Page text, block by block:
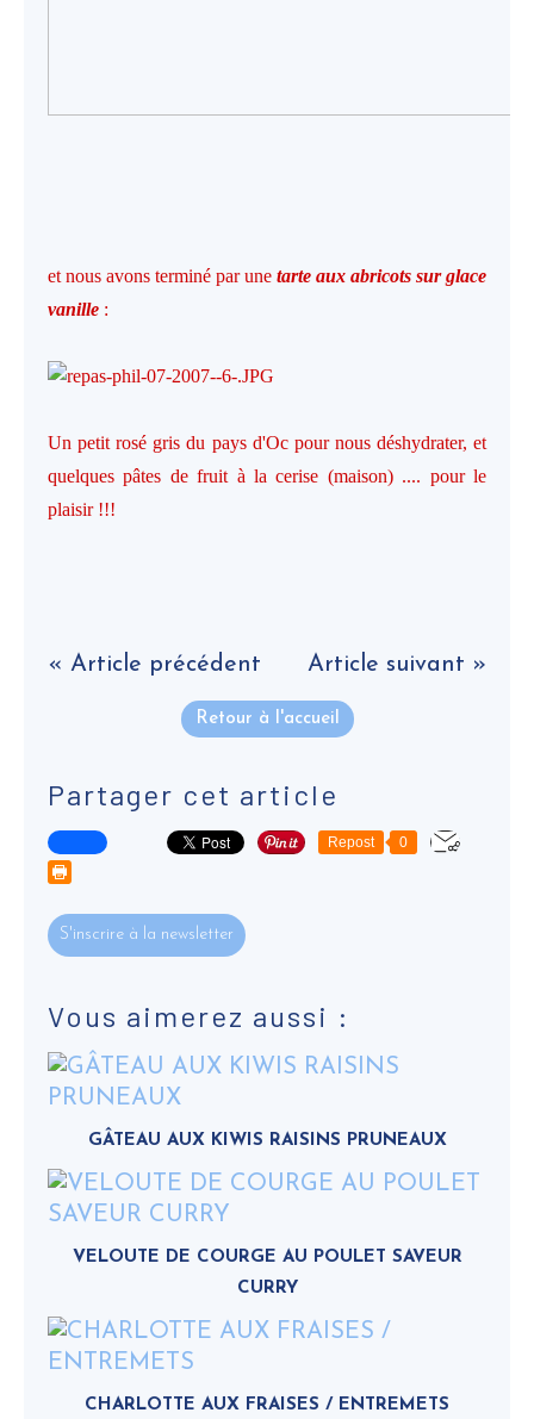
et nous avons terminé par une tarte aux abricots sur glace
vanille :
Un petit rosé gris du pays d'Oc pour nous déshydrater, et
quelques pâtes de fruit à la cerise (maison) .... pour le
plaisir !!!
« Article précédent Article suivant »
Retour à l'accueil
Partager cet article
Repost 0
S'inscrire à la newsletter
Vous aimerez aussi :
GÂTEAU AUX KIWIS RAISINS PRUNEAUX
VELOUTE DE COURGE AU POULET SAVEUR
CURRY
CHARLOTTE AUX FRAISES / ENTREMETS